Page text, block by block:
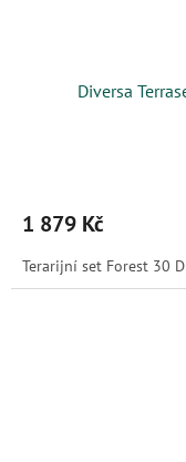
Diversa
1 879 Kč
Terarijní set Forest 30